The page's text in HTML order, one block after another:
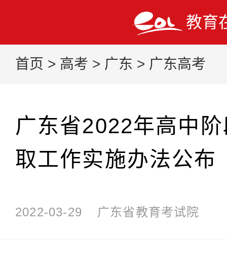
教育
首页 > 高考 > 广东 > 广东高考
广东省2022年高中
取工作实施办法公布
2022-03-29 广东省教育考试院